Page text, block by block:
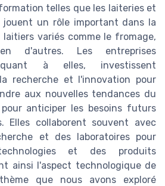
telles que les laiteries et
jouent un rôle important dans la
variés comme le fromage,
d'autres. Les entreprises
quant à elles, investissent
recherche et l'innovation pour
aux nouvelles tendances du
anticiper les besoins futurs
Elles collaborent souvent avec
et des laboratoires pour
et des produits
ainsi l'aspect technologique de
que nous avons exploré